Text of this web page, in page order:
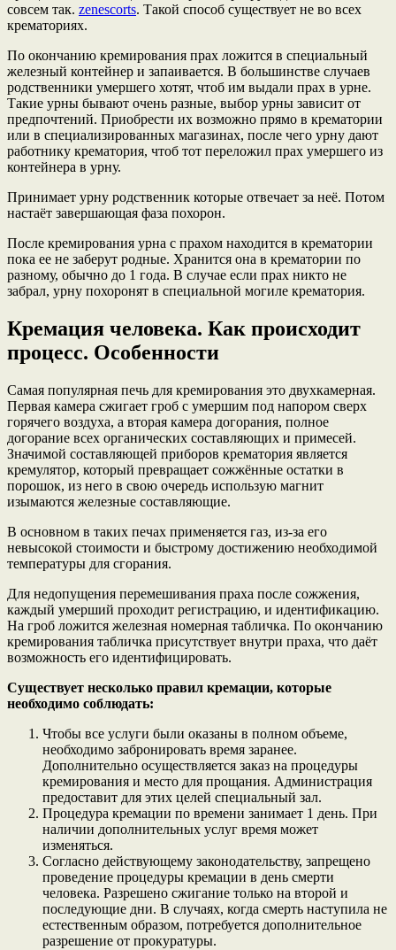
совсем так. zenescorts. Такой способ существует не во всех
крематориях.
По окончанию кремирования прах ложится в специальный
железный контейнер и запаивается. В большинстве случаев
родственники умершего хотят, чтоб им выдали прах в урне.
Такие урны бывают очень разные, выбор урны зависит от
предпочтений. Приобрести их возможно прямо в крематории
или в специализированных магазинах, после чего урну дают
работнику крематория, чтоб тот переложил прах умершего из
контейнера в урну.
Принимает урну родственник которые отвечает за неё. Потом
настаёт завершающая фаза похорон.
После кремирования урна с прахом находится в крематории
пока ее не заберут родные. Хранится она в крематории по
разному, обычно до 1 года. В случае если прах никто не
забрал, урну похоронят в специальной могиле крематория.
Кремация человека. Как происходит
процесс. Особенности
Самая популярная печь для кремирования это двухкамерная.
Первая камера сжигает гроб с умершим под напором сверх
горячего воздуха, а вторая камера догорания, полное
догорание всех органических составляющих и примесей.
Значимой составляющей приборов крематория является
кремулятор, который превращает сожжённые остатки в
порошок, из него в свою очередь использую магнит
изымаются железные составляющие.
В основном в таких печах применяется газ, из-за его
невысокой стоимости и быстрому достижению необходимой
температуры для сгорания.
Для недопущения перемешивания праха после сожжения,
каждый умерший проходит регистрацию, и идентификацию.
На гроб ложится железная номерная табличка. По окончанию
кремирования табличка присутствует внутри праха, что даёт
возможность его идентифицировать.
Существует несколько правил кремации, которые
необходимо соблюдать:
Чтобы все услуги были оказаны в полном объеме,
необходимо забронировать время заранее.
Дополнительно осуществляется заказ на процедуры
кремирования и место для прощания. Администрация
предоставит для этих целей специальный зал.
Процедура кремации по времени занимает 1 день. При
наличии дополнительных услуг время может
изменяться.
Согласно действующему законодательству, запрещено
проведение процедуры кремации в день смерти
человека. Разрешено сжигание только на второй и
последующие дни. В случаях, когда смерть наступила не
естественным образом, потребуется дополнительное
разрешение от прокуратуры.